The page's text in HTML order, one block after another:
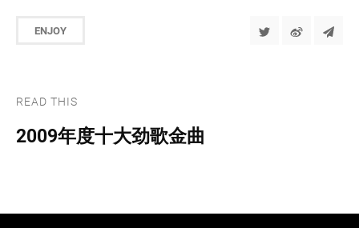
ENJOY
READ THIS
2009年度十大劲歌金曲